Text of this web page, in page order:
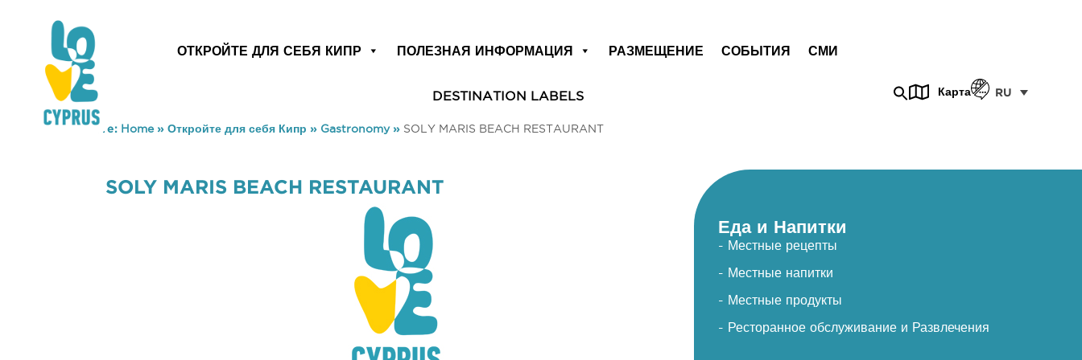
ОТКРОЙТЕ ДЛЯ СЕБЯ КИПР ПОЛЕЗНАЯ ИНФОРМАЦИЯ РАЗМЕЩЕНИЕ СОБЫТИЯ СМИ
DESTINATION LABELS Карта RU
You are here: Home» Откройте для себя Кипр » Gastronomy» SOLY MARIS BEACH RESTAURANT
SOLY MARIS BEACH RESTAURANT
Еда и Напитки
- Местные рецепты
- Местные напитки
- Местные продукты
- Ресторанное обслуживание и Развлечения